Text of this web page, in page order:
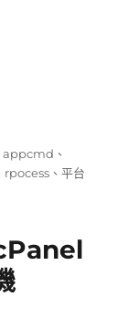
標
籤
appcmd 、
rpocess 、平台